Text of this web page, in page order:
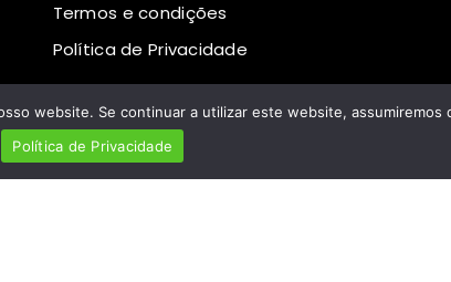
Termos e condições
Política de Privacidade
Marca Operacionalizada porIn Digi
website. Se continuar a utilizar este website,
Política de Privacidade